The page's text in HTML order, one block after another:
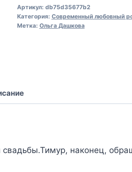
Артикул: db75d35677b2
Категория: Современный любовный
Метка: Ольга Дашкова
наконец,